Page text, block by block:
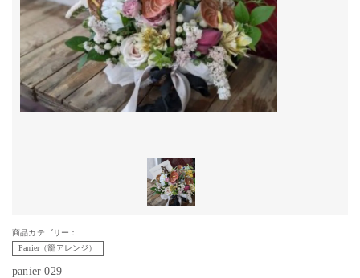
商品カテゴリー：
Panier（籠アレンジ）
panier 029